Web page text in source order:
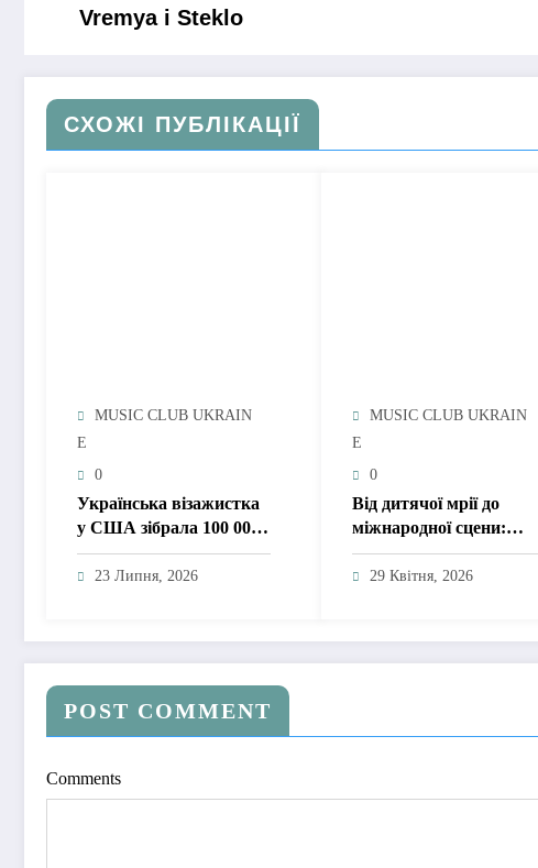
Vremya i Steklo
СХОЖІ ПУБЛІКАЦІЇ
MUSIC CLUB UKRAIN
E
0
Українська візажистка
у США зібрала 100 000
гривень для дітей із
важкими
23 Липня, 2026
MUSIC CLUB UKRAIN
E
0
Від дитячої мрії до
міжнародної сцени:
адвокатка Юлія
Ткаченко представить
29 Квітня, 2026
POST COMMENT
Comments